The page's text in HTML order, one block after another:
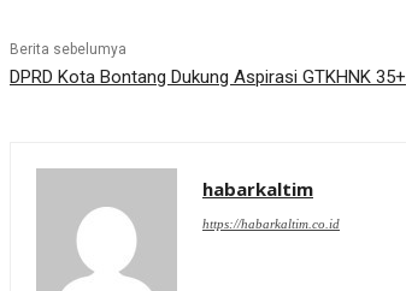
Berita sebelumya
DPRD Kota Bontang Dukung Aspirasi GTKHNK 35+
habarkaltim
https://habarkaltim.co.id